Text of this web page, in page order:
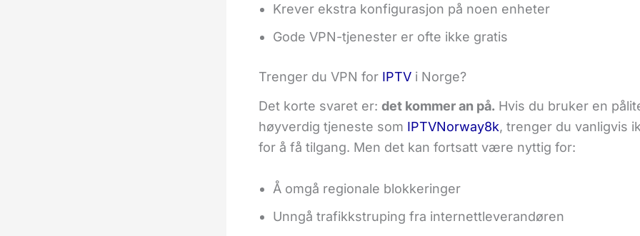
Krever ekstra konfigurasjon på noen enheter
Gode VPN-tjenester er ofte ikke gratis
Trenger du VPN for IPTV i Norge?
Det korte svaret er: det kommer an på. Hvis du bruker en
høyverdig tjeneste som IPTVNorway8k, trenger du vanligvis
for å få tilgang. Men det kan fortsatt være nyttig for:
Å omgå regionale blokkeringer
Unngå trafikkstruping fra internettleverandøren